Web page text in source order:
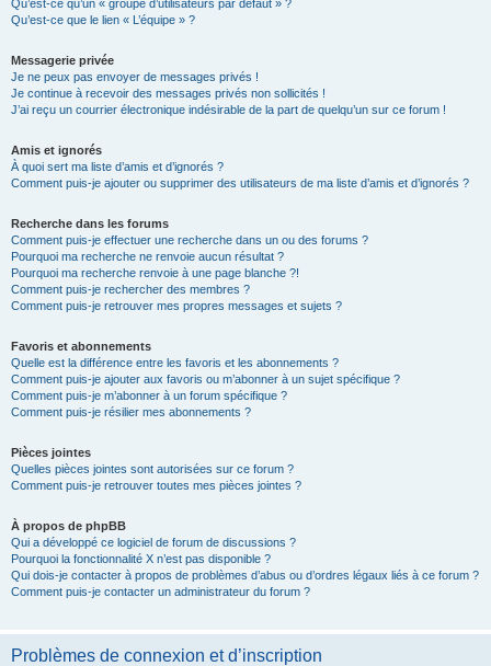
Qu’est-ce qu’un « groupe d’utilisateurs par défaut » ?
Qu’est-ce que le lien « L’équipe » ?
Messagerie privée
Je ne peux pas envoyer de messages privés !
Je continue à recevoir des messages privés non sollicités !
J’ai reçu un courrier électronique indésirable de la part de quelqu’un sur ce forum !
Amis et ignorés
À quoi sert ma liste d’amis et d’ignorés ?
Comment puis-je ajouter ou supprimer des utilisateurs de ma liste d’amis et d’ignorés ?
Recherche dans les forums
Comment puis-je effectuer une recherche dans un ou des forums ?
Pourquoi ma recherche ne renvoie aucun résultat ?
Pourquoi ma recherche renvoie à une page blanche ?!
Comment puis-je rechercher des membres ?
Comment puis-je retrouver mes propres messages et sujets ?
Favoris et abonnements
Quelle est la différence entre les favoris et les abonnements ?
Comment puis-je ajouter aux favoris ou m’abonner à un sujet spécifique ?
Comment puis-je m’abonner à un forum spécifique ?
Comment puis-je résilier mes abonnements ?
Pièces jointes
Quelles pièces jointes sont autorisées sur ce forum ?
Comment puis-je retrouver toutes mes pièces jointes ?
À propos de phpBB
Qui a développé ce logiciel de forum de discussions ?
Pourquoi la fonctionnalité X n’est pas disponible ?
Qui dois-je contacter à propos de problèmes d’abus ou d’ordres légaux liés à ce forum ?
Comment puis-je contacter un administrateur du forum ?
Problèmes de connexion et d’inscription